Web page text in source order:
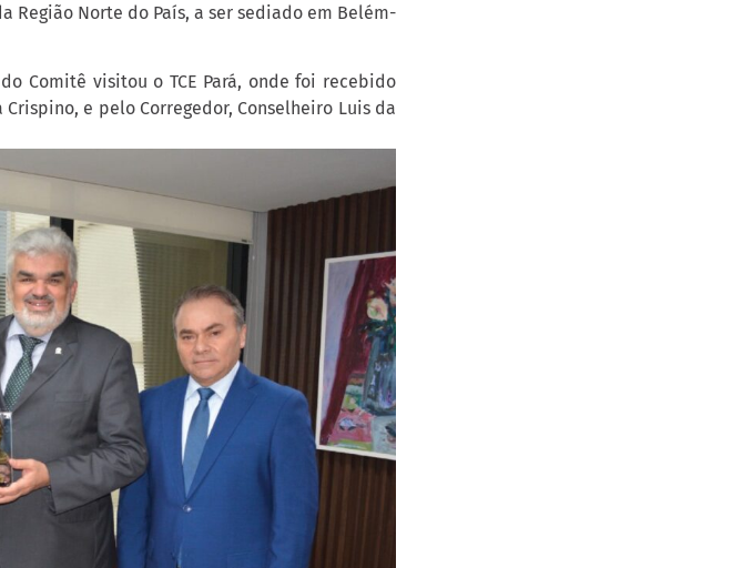
Região Norte do País, a ser sediado em Belém-
Comitê visitou o TCE Pará, onde foi recebido
e pelo Corregedor, Conselheiro Luis da